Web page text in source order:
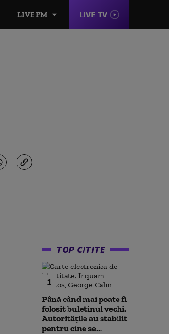
LIVE FM LIVE TV
TOP CITITE
1
Până când mai poate fi
folosit buletinul vechi.
Autoritățile au stabilit
pentru cine se...